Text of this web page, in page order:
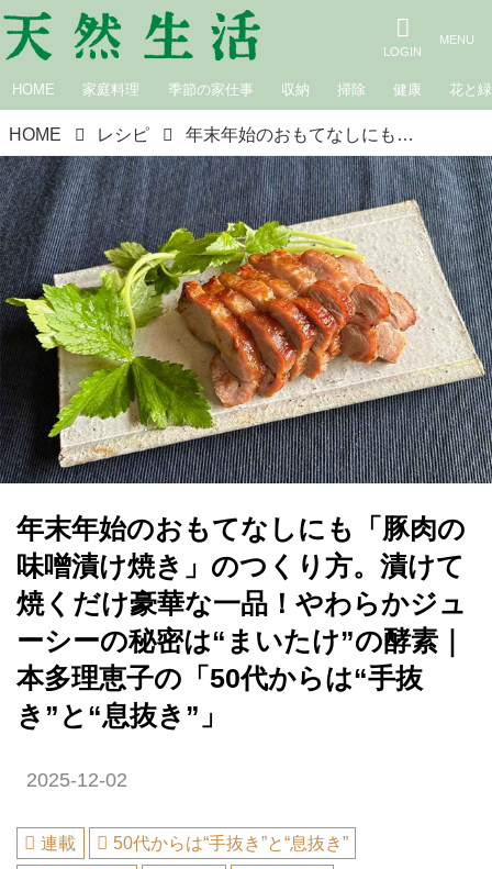
HOME 家庭料理 季節の家仕事 収納 掃除 健康 花と緑
HOME レシピ 年末年始のおもてなしにも「豚肉の味噌漬け焼き」のつくり方。漬けて焼くだけ豪華な一品！やわらかジューシーの秘密は“まいたけ”の酵素｜本多理恵子の「50代からは“手抜き”と“息抜き”」
年末年始のおもてなしにも「豚肉の
味噌漬け焼き」のつくり方。漬けて
焼くだけ豪華な一品！やわらかジュ
ーシーの秘密は“まいたけ”の酵素｜
本多理恵子の「50代からは“手抜
き”と“息抜き”」
2025-12-02
連載
50代からは“手抜き”と“息抜き”